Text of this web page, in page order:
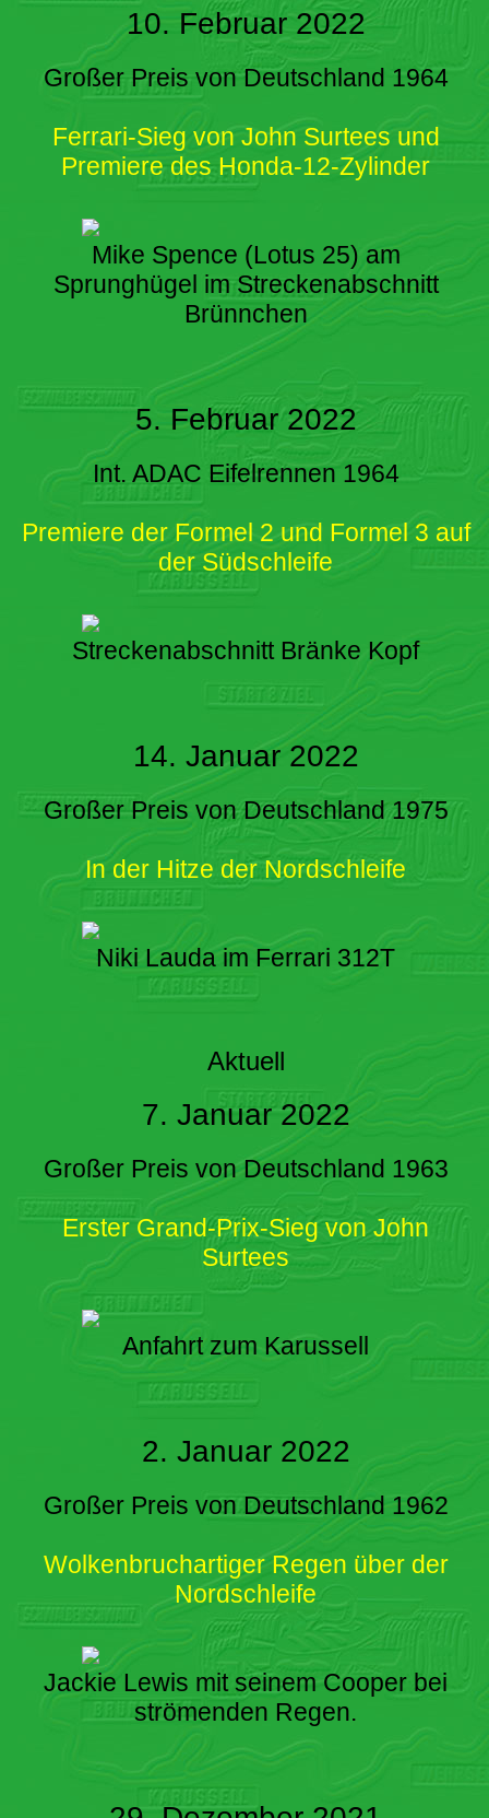
10. Februar 2022
Großer Preis von Deutschland 1964
Ferrari-Sieg von John Surtees und
Premiere des Honda-12-Zylinder
Mike Spence (Lotus 25) am
Sprunghügel im Streckenabschnitt
Brünnchen
5. Februar 2022
Int. ADAC Eifelrennen 1964
Premiere der Formel 2 und Formel 3 auf
der Südschleife
Streckenabschnitt Bränke Kopf
14. Januar 2022
Großer Preis von Deutschland 1975
In der Hitze der Nordschleife
Niki Lauda im Ferrari 312T
Aktuell
7. Januar 2022
Großer Preis von Deutschland 1963
Erster Grand-Prix-Sieg von John
Surtees
Anfahrt zum Karussell
2. Januar 2022
Großer Preis von Deutschland 1962
Wolkenbruchartiger Regen über der
Nordschleife
Jackie Lewis mit seinem Cooper bei
strömenden Regen.